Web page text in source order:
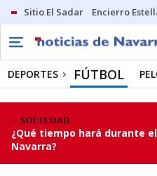
Sitio El Sadar Encierro
DEPORTES FÚTBOL
SOCIEDAD
¿Qué tiempo hará durante
Navarra?